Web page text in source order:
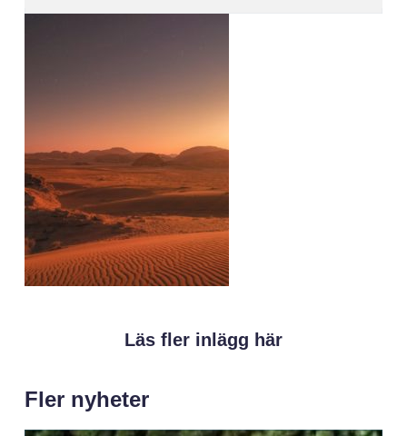
Läs fler inlägg här
Fler nyheter